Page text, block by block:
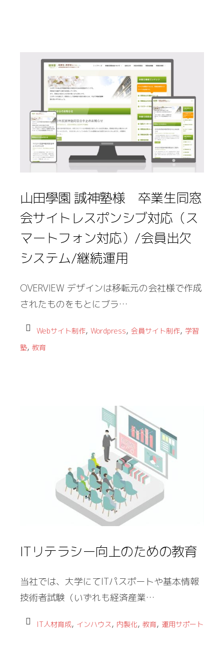
山田學園 誠神塾様 卒業生同窓
会サイトレスポンシブ対応（ス
マートフォン対応）/会員出欠
システム/継続運用
OVERVIEW デザインは移転元の会社様で作成
されたものをもとにブラ…
Webサイト制作, Wordpress, 会員サイト制作, 学習
塾, 教育
ITリテラシー向上のための教育
当社では、大学にてITパスポートや基本情報
技術者試験（いずれも経済産業…
IT人材育成, インハウス, 内製化, 教育, 運用サポート